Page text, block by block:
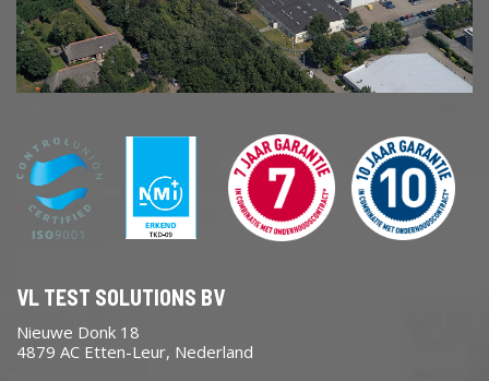
VL TEST SOLUTIONS BV
Nieuwe Donk 18
4879 AC Etten-Leur, Nederland